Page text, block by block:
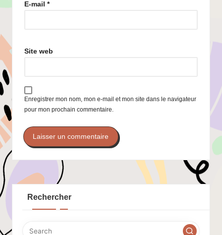
E-mail *
Site web
Enregistrer mon nom, mon e-mail et mon site dans le navigateur
pour mon prochain commentaire.
Rechercher